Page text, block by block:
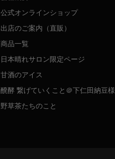
公式オンラインショップ
出店のご案内（直販）
商品一覧
日本晴れサロン限定ページ
甘酒のアイス
醗酵 繋げていくこと＠下仁田納豆様
野草茶たちのこと